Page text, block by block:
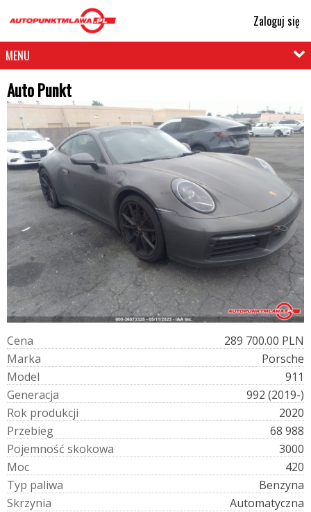
Zaloguj się
MENU
Auto Punkt
Cena
289 700.00 PLN
Marka
Porsche
Model
911
Generacja
992 (2019-)
Rok produkcji
2020
Przebieg
68 988
Pojemność skokowa
3000
Moc
420
Typ paliwa
Benzyna
Skrzynia
Automatyczna